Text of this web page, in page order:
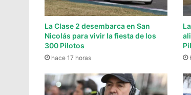
La Clase 2 desembarca en San
Nicolás para vivir la fiesta de los
300 Pilotos
hace 17 horas